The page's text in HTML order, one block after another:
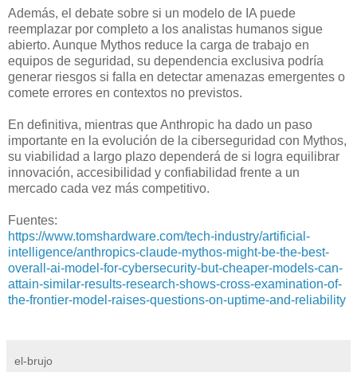
Además, el debate sobre si un modelo de IA puede
reemplazar por completo a los analistas humanos sigue
abierto. Aunque Mythos reduce la carga de trabajo en
equipos de seguridad, su dependencia exclusiva podría
generar riesgos si falla en detectar amenazas emergentes o
comete errores en contextos no previstos.
En definitiva, mientras que Anthropic ha dado un paso
importante en la evolución de la ciberseguridad con Mythos,
su viabilidad a largo plazo dependerá de si logra equilibrar
innovación, accesibilidad y confiabilidad frente a un
mercado cada vez más competitivo.
Fuentes:
https://www.tomshardware.com/tech-industry/artificial-
intelligence/anthropics-claude-mythos-might-be-the-best-
overall-ai-model-for-cybersecurity-but-cheaper-models-can-
attain-similar-results-research-shows-cross-examination-of-
the-frontier-model-raises-questions-on-uptime-and-reliability
el-brujo